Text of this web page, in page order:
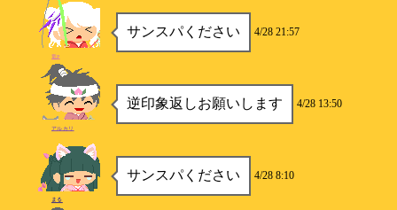
サンスパください 4/28 21:57
竜P
逆印象返しお願いします 4/28 13:50
アルカリ
サンスパください 4/28 8:10
まる